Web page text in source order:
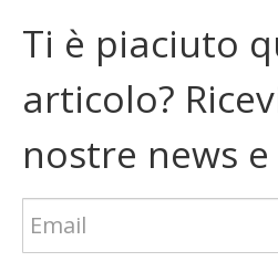
Ti è piaciuto
articolo?
nostre news